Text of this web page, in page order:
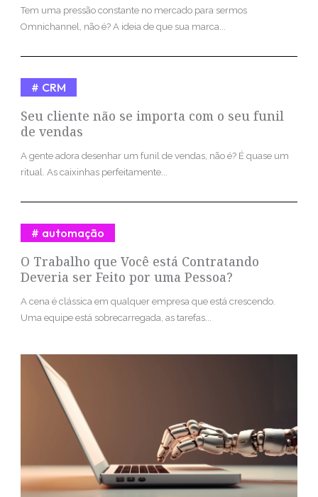
Tem uma pressão constante no mercado para sermos
Omnichannel, não é? A ideia de que sua marca...
Seu cliente não se importa com o seu funil
de vendas
CRM
A gente adora desenhar um funil de vendas, não é? É quase um
ritual. As caixinhas perfeitamente...
O Trabalho que Você está Contratando
Deveria ser Feito por uma Pessoa?
automação
A cena é clássica em qualquer empresa que está crescendo.
Uma equipe está sobrecarregada, as tarefas...